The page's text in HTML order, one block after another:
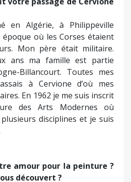
découvert ?
je copiais de grands maîtres
Nicolas de Staël et Bernard
très en avance sur son
se posait beaucoup de
aussi qu’adolescent j’ai
au peigne » de Renoir pour
mère.
importantes de votre
parisiennes : Galerie